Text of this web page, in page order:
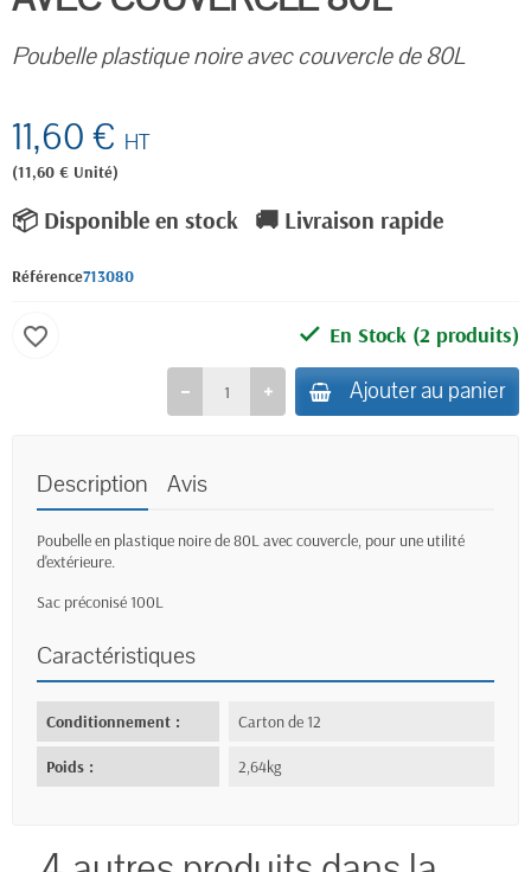
Poubelle plastique noire avec couvercle de 80L
11,60 € HT
(11,60 € Unité)
📦 Disponible en stock 🚚 Livraison rapide
Référence713080
En Stock (2 produits)
Ajouter au panier
favorite_border
Description Avis
Poubelle en plastique noire de 80L avec couvercle, pour une utilité
d'extérieure.
Sac préconisé 100L
Caractéristiques
Conditionnement : Carton de 12
Poids : 2,64kg